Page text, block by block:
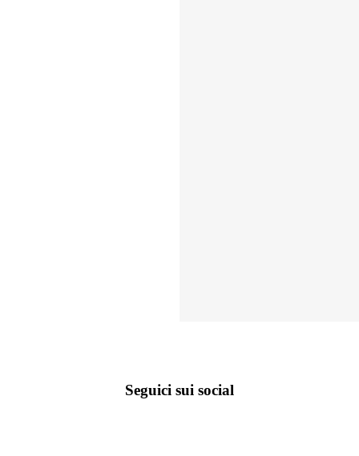
Seguici sui social